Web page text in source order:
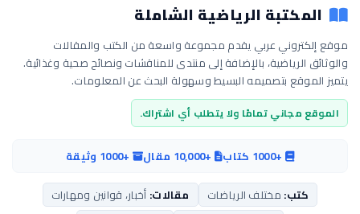
المكتبة الرياضية الشاملة
موقع إلكتروني عربي يقدم مجموعة واسعة من الكتب والمقالات
والوثائق الرياضية، بالإضافة إلى منتدى للمناقشات ونصائح صحية وغذائية.
يتميز الموقع بتصميمه البسيط وسهولة البحث عن المعلومات.
الموقع مجاني تمامًا ولا يتطلب أي اشتراك.
+1000 كتاب +10,000 مقال
+1000 وثيقة
كتب: مختلف الرياضات مقالات: أخبار، قوانين ومهارات